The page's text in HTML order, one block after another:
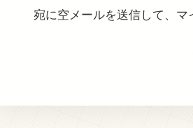
宛に空メールを送信して、マ